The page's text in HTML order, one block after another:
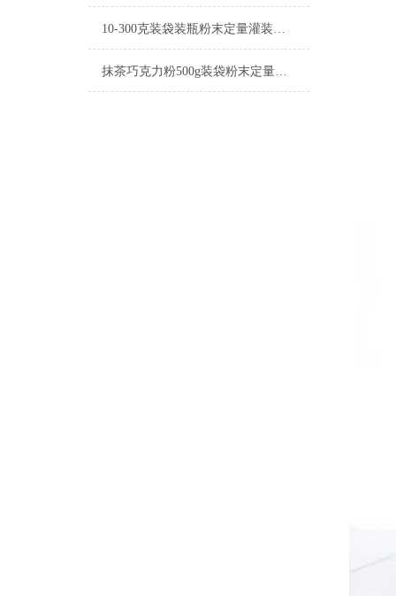
10-300克装袋装瓶粉末定量灌装机简介
抹茶巧克力粉500g装袋粉末定量灌装机